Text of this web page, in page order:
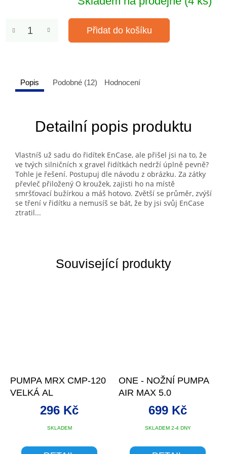
Přidat do košíku
Související produkty
PUMPA MRX CMP-120
VELKÁ AL
SKLADEM
296 Kč
ONE - NOŽNÍ PUMPA
AIR MAX 5.0
SKLADEM 2-4 DNY
699 Kč
Popis Podobné (12) Hodnocení
Detailní popis produktu
Vlastníš už sadu do řidítek EnCase, ale přišel jsi na to, že
ve tvých silničních x gravel řidítkách nedrží úplně pevně?
Tohle je řešení. Postupuj dle návodu z obrázku. Za zátky
převleč přiložený O kroužek, zajisti ho na místě
smršťovací bužírkou a máš hotovo. Zvětší se průměr, zvýší
se tření v řidítku a nemusíš se bát, že by jsi svůj EnCase
ztratil...